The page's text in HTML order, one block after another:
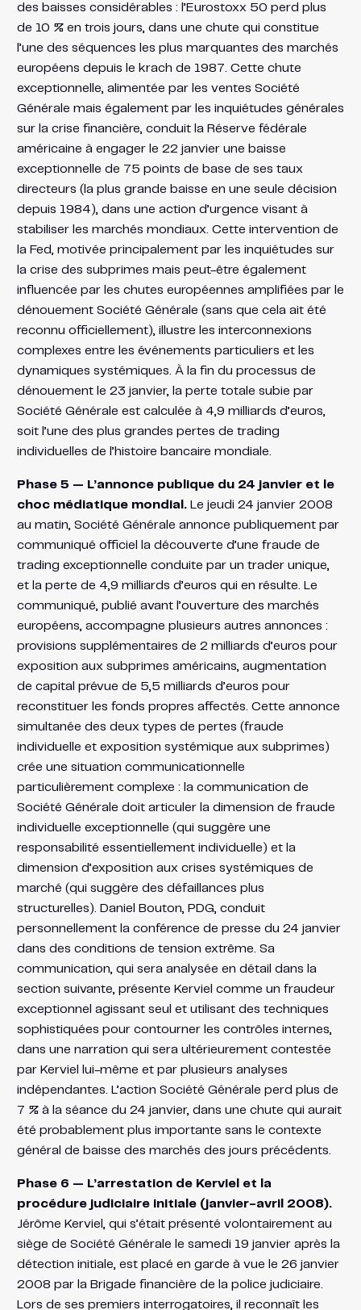
des baisses considérables : l’Eurostoxx 50 perd plus
de 10 % en trois jours, dans une chute qui constitue
l’une des séquences les plus marquantes des marchés
européens depuis le krach de 1987. Cette chute
exceptionnelle, alimentée par les ventes Société
Générale mais également par les inquiétudes générales
sur la crise financière, conduit la Réserve fédérale
américaine à engager le 22 janvier une baisse
exceptionnelle de 75 points de base de ses taux
directeurs (la plus grande baisse en une seule décision
depuis 1984), dans une action d’urgence visant à
stabiliser les marchés mondiaux. Cette intervention de
la Fed, motivée principalement par les inquiétudes sur
la crise des subprimes mais peut-être également
influencée par les chutes européennes amplifiées par le
dénouement Société Générale (sans que cela ait été
reconnu officiellement), illustre les interconnexions
complexes entre les événements particuliers et les
dynamiques systémiques. À la fin du processus de
dénouement le 23 janvier, la perte totale subie par
Société Générale est calculée à 4,9 milliards d’euros,
soit l’une des plus grandes pertes de trading
individuelles de l’histoire bancaire mondiale.
Phase 5 — L’annonce publique du 24 janvier et le
choc médiatique mondial.Le jeudi 24 janvier 2008
au matin, Société Générale annonce publiquement par
communiqué officiel la découverte d’une fraude de
trading exceptionnelle conduite par un trader unique,
et la perte de 4,9 milliards d’euros qui en résulte. Le
communiqué, publié avant l’ouverture des marchés
européens, accompagne plusieurs autres annonces :
provisions supplémentaires de 2 milliards d’euros pour
exposition aux subprimes américains, augmentation
de capital prévue de 5,5 milliards d’euros pour
reconstituer les fonds propres affectés. Cette annonce
simultanée des deux types de pertes (fraude
individuelle et exposition systémique aux subprimes)
crée une situation communicationnelle
particulièrement complexe : la communication de
Société Générale doit articuler la dimension de fraude
individuelle exceptionnelle (qui suggère une
responsabilité essentiellement individuelle) et la
dimension d’exposition aux crises systémiques de
marché (qui suggère des défaillances plus
structurelles). Daniel Bouton, PDG, conduit
personnellement la conférence de presse du 24 janvier
dans des conditions de tension extrême. Sa
communication, qui sera analysée en détail dans la
section suivante, présente Kerviel comme un fraudeur
exceptionnel agissant seul et utilisant des techniques
sophistiquées pour contourner les contrôles internes,
dans une narration qui sera ultérieurement contestée
par Kerviel lui-même et par plusieurs analyses
indépendantes. L’action Société Générale perd plus de
7 % à la séance du 24 janvier, dans une chute qui aurait
été probablement plus importante sans le contexte
général de baisse des marchés des jours précédents.
Phase 6 — L’arrestation de Kerviel et la
procédure judiciaire initiale (janvier-avril 2008).
Jérôme Kerviel, qui s’était présenté volontairement au
siège de Société Générale le samedi 19 janvier après la
détection initiale, est placé en garde à vue le 26 janvier
2008 par la Brigade financière de la police judiciaire.
Lors de ses premiers interrogatoires, il reconnaît les